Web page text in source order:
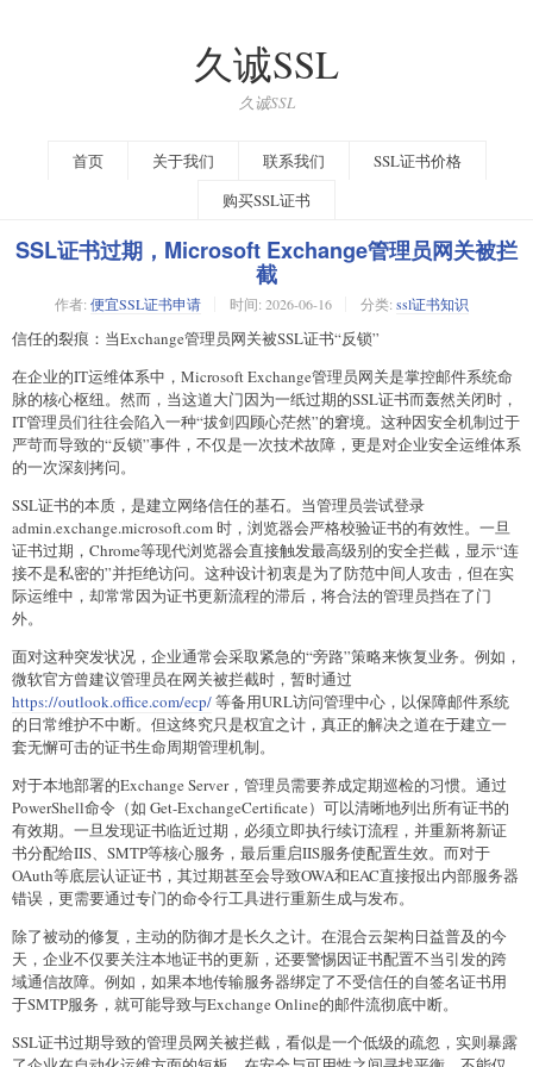
久诚SSL
久诚SSL
首页 关于我们 联系我们
SSL证书价格
购买SSL证书
SSL证书过期，Microsoft Exchange管理员网关被拦
截
作者: 便宜SSL证书申请 时间: 2026-06-16 分类: ssl证书知识
信任的裂痕：当Exchange管理员网关被SSL证书“反锁”
在企业的IT运维体系中，Microsoft Exchange管理员网关是掌控邮件系统命
脉的核心枢纽。然而，当这道大门因为一纸过期的SSL证书而轰然关闭时，
IT管理员们往往会陷入一种“拔剑四顾心茫然”的窘境。这种因安全机制过于
严苛而导致的“反锁”事件，不仅是一次技术故障，更是对企业安全运维体系
的一次深刻拷问。
SSL证书的本质，是建立网络信任的基石。当管理员尝试登录
admin.exchange.microsoft.com 时，浏览器会严格校验证书的有效性。一旦
证书过期，Chrome等现代浏览器会直接触发最高级别的安全拦截，显示“连
接不是私密的”并拒绝访问。这种设计初衷是为了防范中间人攻击，但在实
际运维中，却常常因为证书更新流程的滞后，将合法的管理员挡在了门
外。
面对这种突发状况，企业通常会采取紧急的“旁路”策略来恢复业务。例如，
微软官方曾建议管理员在网关被拦截时，暂时通过
https://outlook.office.com/ecp/等备用URL访问管理中心，以保障邮件系统
的日常维护不中断。但这终究只是权宜之计，真正的解决之道在于建立一
套无懈可击的证书生命周期管理机制。
对于本地部署的Exchange Server，管理员需要养成定期巡检的习惯。通过
PowerShell命令（如 Get-ExchangeCertificate）可以清晰地列出所有证书的
有效期。一旦发现证书临近过期，必须立即执行续订流程，并重新将新证
书分配给IIS、SMTP等核心服务，最后重启IIS服务使配置生效。而对于
OAuth等底层认证证书，其过期甚至会导致OWA和EAC直接报出内部服务器
错误，更需要通过专门的命令行工具进行重新生成与发布。
除了被动的修复，主动的防御才是长久之计。在混合云架构日益普及的今
天，企业不仅要关注本地证书的更新，还要警惕因证书配置不当引发的跨
域通信故障。例如，如果本地传输服务器绑定了不受信任的自签名证书用
于SMTP服务，就可能导致与Exchange Online的邮件流彻底中断。
SSL证书过期导致的管理员网关被拦截，看似是一个低级的疏忽，实则暴露